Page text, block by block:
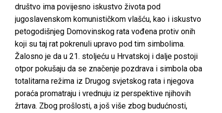
društvo ima povijesno iskustvo života pod
jugoslavenskom komunističkom vlašću, kao i iskustvo
petogodišnjeg Domovinskog rata vođena protiv onih
koji su taj rat pokrenuli upravo pod tim simbolima.
Žalosno je da u 21. stoljeću u Hrvatskoj i dalje postoji
otpor pokušaju da se značenje pozdrava i simbola oba
totalitarna režima iz Drugog svjetskog rata i njegova
poraća promatraju i vrednuju iz perspektive njihovih
žrtava. Zbog prošlosti, a još više zbog budućnosti,